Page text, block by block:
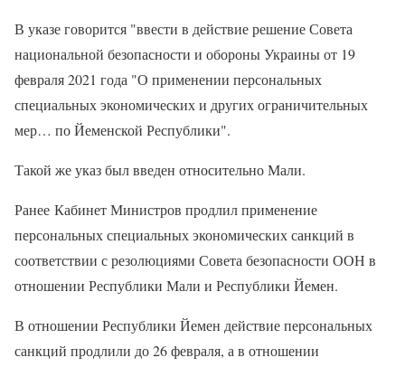
В указе говорится "ввести в действие решение Совета
национальной безопасности и обороны Украины от 19
февраля 2021 года "О применении персональных
специальных экономических и других ограничительных
мер… по Йеменской Республики".
Такой же указ был введен относительно Мали.
Ранее Кабинет Министров продлил применение
персональных специальных экономических санкций в
соответствии с резолюциями Совета безопасности ООН в
отношении Республики Мали и Республики Йемен.
В отношении Республики Йемен действие персональных
санкций продлили до 26 февраля, а в отношении